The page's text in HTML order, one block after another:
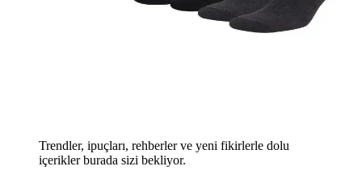
Trendler, ipuçları, rehberler ve yeni fikirlerle dolu
içerikler burada sizi bekliyor.